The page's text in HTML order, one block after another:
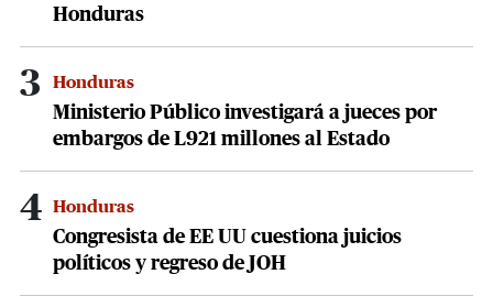
Honduras
3 Honduras
Ministerio Público investigará a jueces por
embargos de L921 millones al Estado
4 Honduras
Congresista de EE UU cuestiona juicios
políticos y regreso de JOH